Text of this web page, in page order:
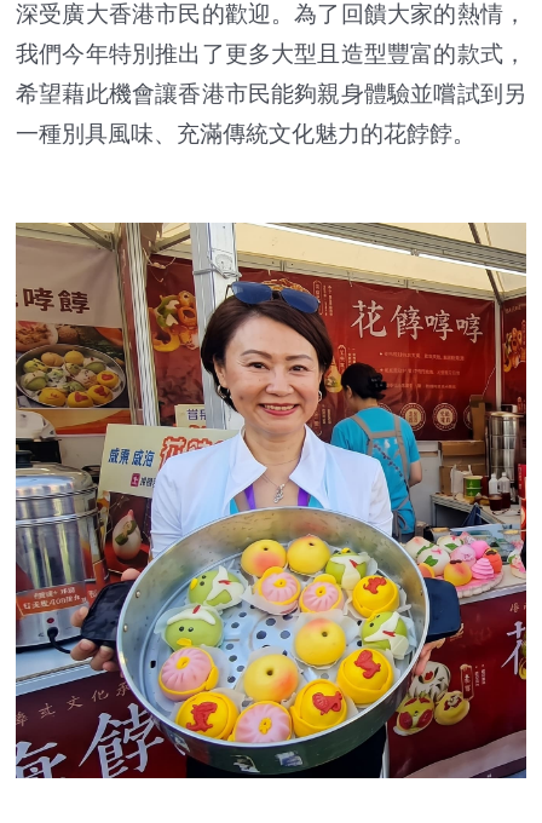
深受廣大香港市民的歡迎。為了回饋大家的熱情，
我們今年特別推出了更多大型且造型豐富的款式，
希望藉此機會讓香港市民能夠親身體驗並嚐試到另
一種別具風味、充滿傳統文化魅力的花餑餑。